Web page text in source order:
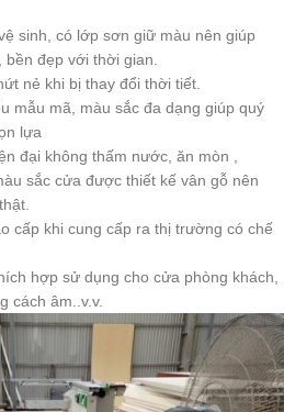
sinh, có lớp sơn giữ màu nên giúp
đẹp với thời gian.
nẻ khi bị thay đổi thời tiết.
mẫu mã, màu sắc đa dạng giúp quý
lựa
đại không thấm nước, ăn mòn ,
sắc cửa được thiết kế vân gỗ nên
cấp khi cung cấp ra thị trường có chế
hợp sử dụng cho cửa phòng khách,
cách âm..v.v.